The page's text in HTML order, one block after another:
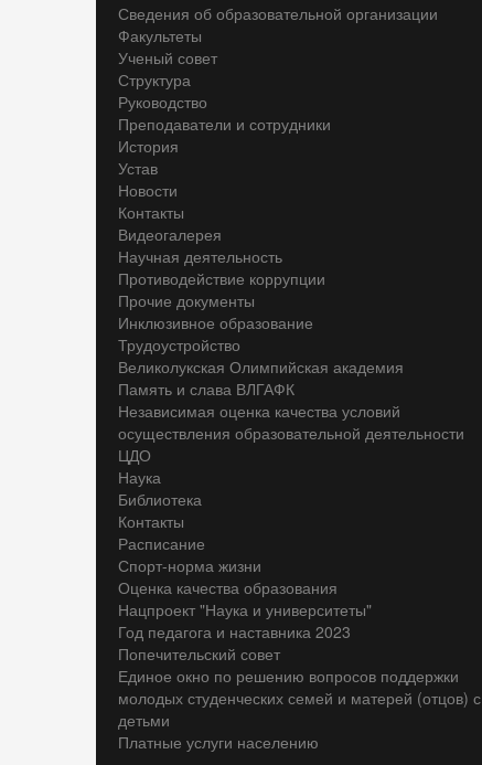
Сведения об образовательной организации
Факультеты
Ученый совет
Структура
Руководство
Преподаватели и сотрудники
История
Устав
Новости
Контакты
Видеогалерея
Научная деятельность
Противодействие коррупции
Прочие документы
Инклюзивное образование
Трудоустройство
Великолукская Олимпийская академия
Память и слава ВЛГАФК
Независимая оценка качества условий
осуществления образовательной деятельности
ЦДО
Наука
Библиотека
Контакты
Расписание
Спорт-норма жизни
Оценка качества образования
Нацпроект "Наука и университеты"
Год педагога и наставника 2023
Попечительский совет
Единое окно по решению вопросов поддержки
молодых студенческих семей и матерей (отцов) с
детьми
Платные услуги населению